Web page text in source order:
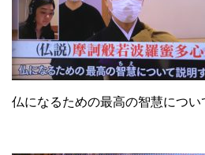
仏になるための最高の智慧につい